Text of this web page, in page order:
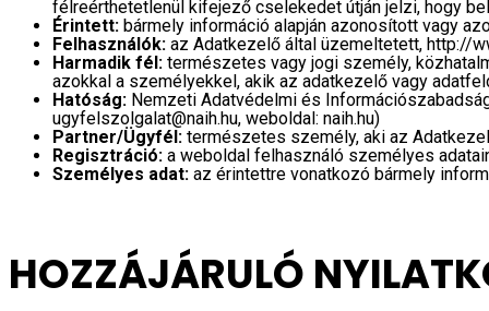
félreérthetetlenül kifejező cselekedet útján jelzi, hogy
Érintett: bármely információ alapján azonosított vagy
Felhasználók: az Adatkezelő által üzemeltetett, http://
Harmadik fél: természetes vagy jogi személy,
azokkal a személyekkel, akik az adatkezelő vagy
Hatóság: Nemzeti Adatvédelmi és
ugyfelszolgalat@naih.hu, weboldal: naih.hu)
Partner/Ügyfél: természetes személy, aki az
Regisztráció: a weboldal felhasználó személyes
Személyes adat: az érintettre vonatkozó bármely
HOZZÁJÁRULÓ